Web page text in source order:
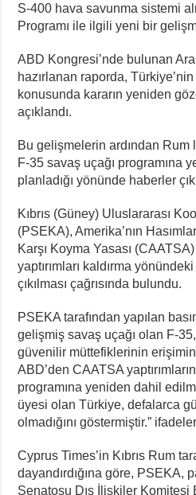
S-400 hava savunma sistemi
Programı ile ilgili yeni bir
ABD Kongresi’nde bulunan
hazırlanan raporda,
konusunda kararın yeniden
açıklandı.
Bu gelişmelerin ardından Rum
F-35 savaş uçağı programına
planladığı yönünde haberler
Kıbrıs (Güney) Uluslararası
(PSEKA), Amerika’nın
Karşı Koyma Yasası
yaptırımları kaldırma
çıkılması çağrısında bulundu.
PSEKA tarafından yapılan
gelişmiş savaş uçağı olan F-35,
güvenilir müttefiklerinin
ABD’den CAATSA
programına yeniden dahil
üyesi olan Türkiye, defalarca
olmadığını göstermiştir.”
Cyprus Times’in Kıbrıs Rum
dayandırdığına göre, PSEKA,
Senatosu Dış İlişkiler Komitesi